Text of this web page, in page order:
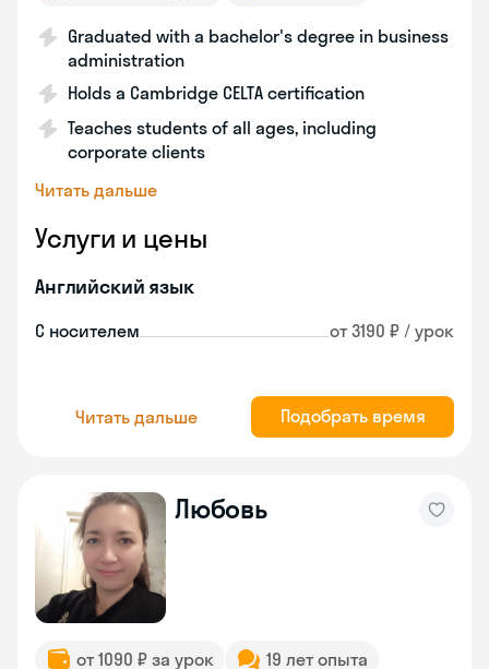
Graduated with a bachelor's degree in business
administration
Holds a Cambridge CELTA certification
Teaches students of all ages, including
corporate clients
Читать дальше
Услуги и цены
Английский язык
С носителем от 3190 ₽ / урок
Читать дальше Подобрать время
Любовь
от 1090 ₽ за урок 19 лет опыта